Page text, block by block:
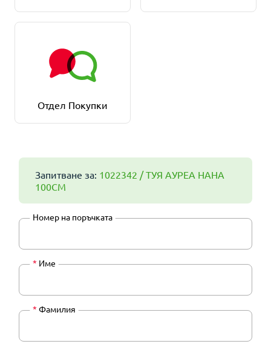
Отдел Покупки
Запитване за: 1022342 / ТУЯ АУРЕА НАНА
100СМ
Номер на поръчката
* Име
* Фамилия